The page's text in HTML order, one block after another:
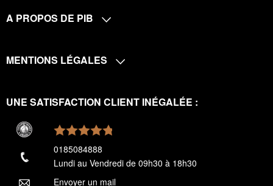
A PROPOS DE PIB
MENTIONS LÉGALES
UNE SATISFACTION CLIENT INÉGALÉE :
0185084888
Lundi au Vendredi de 09h30 à 18h30
Envoyer un mail